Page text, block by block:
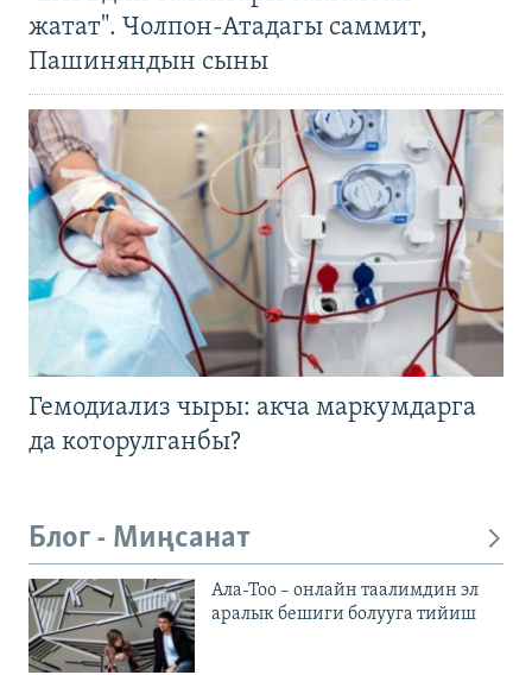
жатат". Чолпон-Атадагы саммит,
Пашиняндын сыны
Гемодиализ чыры: акча маркумдарга
да которулганбы?
Блог - Миңсанат
Ала-Тоо – онлайн таалимдин эл
аралык бешиги болууга тийиш